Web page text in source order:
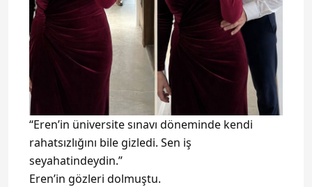
“Eren’in üniversite sınavı döneminde kendi
rahatsızlığını bile gizledi. Sen iş
seyahatindeydin.”
Eren’in gözleri dolmuştu.